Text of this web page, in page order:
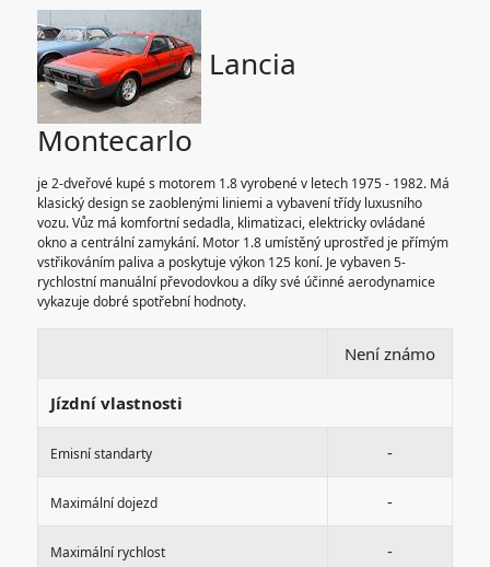
Lancia
Montecarlo
je 2-dveřové kupé s motorem 1.8 vyrobené v letech 1975 - 1982. Má
klasický design se zaoblenými liniemi a vybavení třídy luxusního
vozu. Vůz má komfortní sedadla, klimatizaci, elektricky ovládané
okno a centrální zamykání. Motor 1.8 umístěný uprostřed je přímým
vstřikováním paliva a poskytuje výkon 125 koní. Je vybaven 5-
rychlostní manuální převodovkou a díky své účinné aerodynamice
vykazuje dobré spotřební hodnoty.
Není známo
Jízdní vlastnosti
Emisní standarty -
Maximální dojezd -
Maximální rychlost -